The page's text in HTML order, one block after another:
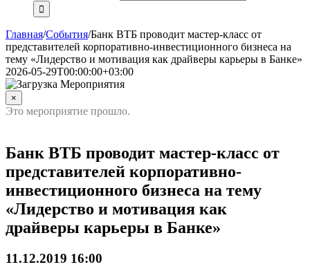
Главная/События/Банк ВТБ проводит мастер-класс от
представителей корпоративно-инвестиционного бизнеса на
тему «Лидерство и мотивация как драйверы карьеры в Банке»
2026-05-29T00:00:00+03:00
×
Это мероприятие прошло.
Банк ВТБ проводит мастер-класс от
представителей корпоративно-
инвестиционного бизнеса на тему
«Лидерство и мотивация как
драйверы карьеры в Банке»
11.12.2019 16:00